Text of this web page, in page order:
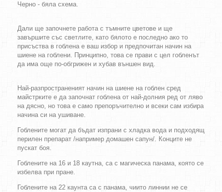
Черно - бяла схема.
Дали ще започнете работа с тъмните цветове и ще
завършите със светлите, като бялото е последно ако то
присъства в гоблена е ваш избор и предпочитан начин на
шиене на гоблени. Принципно, това се прави с цел гобленът
да има още по-обгрижен и хубав външен вид.
Най-разпространеният начин на шиене на гоблен сред
майстрките е да започнат гоблена от най-долния ред от ляво
на дясно, но това е само препоръчително и всеки сам избира
начина си на ушиване.
Гоблените могат да бъдат изпрани с хладка вода и подходящ
перилен препарат /например домашен сапун/. Конците не
пускат боя.
Гоблените на 16 и 18 каутна, са с магическа панама, която се
избелва при пране.
Гоблените на 22 каунта са с панама, чиито линнии не се